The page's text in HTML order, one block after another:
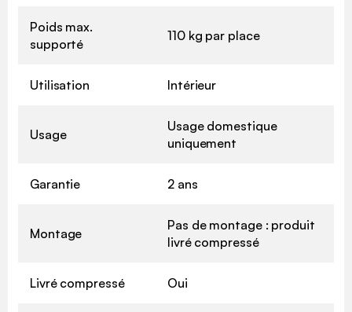
Poids max.
supporté
110 kg par place
Utilisation Intérieur
Usage
Usage domestique
uniquement
Garantie 2 ans
Montage
Pas de montage : produit
livré compressé
Livré compressé Oui